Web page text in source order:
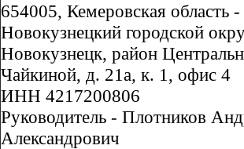
654005, Кемеровская область -
Новокузнецкий городской
Новокузнецк, район
Чайкиной, д. 21а, к. 1, офис 4
ИНН 4217200806
Руководитель - Плотников
Александрович